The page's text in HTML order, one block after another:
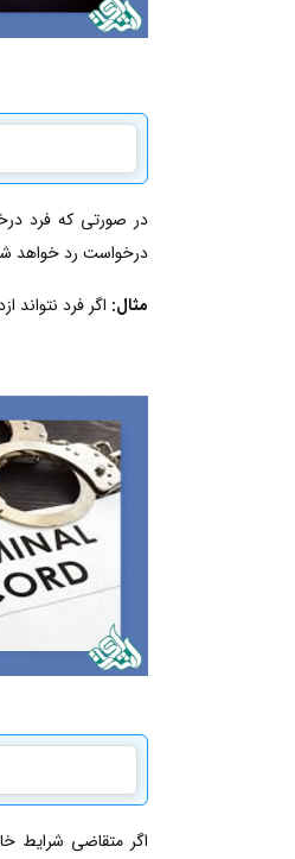
در صورتی که فرد
درخواست رد خواهد
مثال: اگر فرد نتواند
اگر متقاضی شرایط